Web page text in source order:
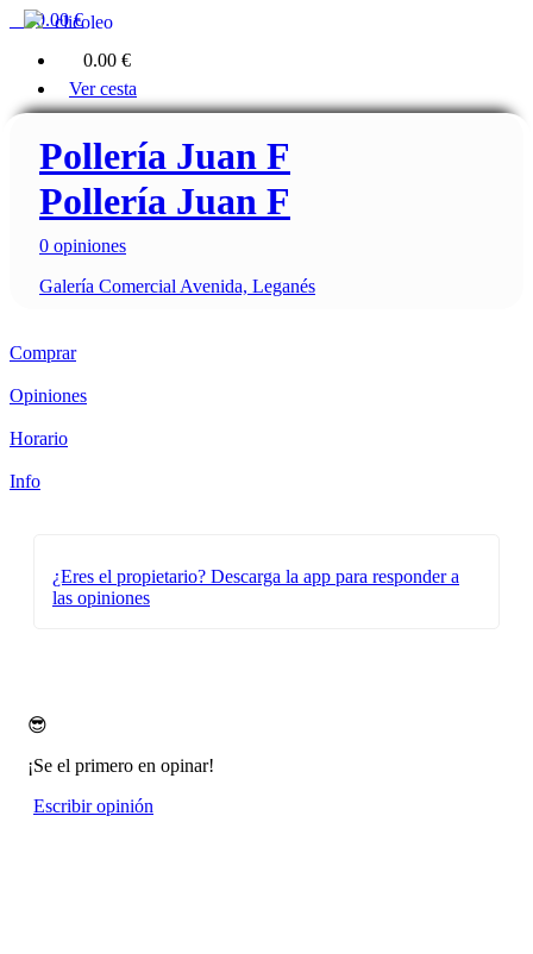
0.00 €
clicoleo
0.00 €
Ver cesta
Pollería Juan F
Pollería Juan F
0 opiniones
Galería Comercial Avenida, Leganés
Comprar
Opiniones
Horario
Info
¿Eres el propietario? Descarga la app para responder a
las opiniones
😎
¡Se el primero en opinar!
Escribir opinión